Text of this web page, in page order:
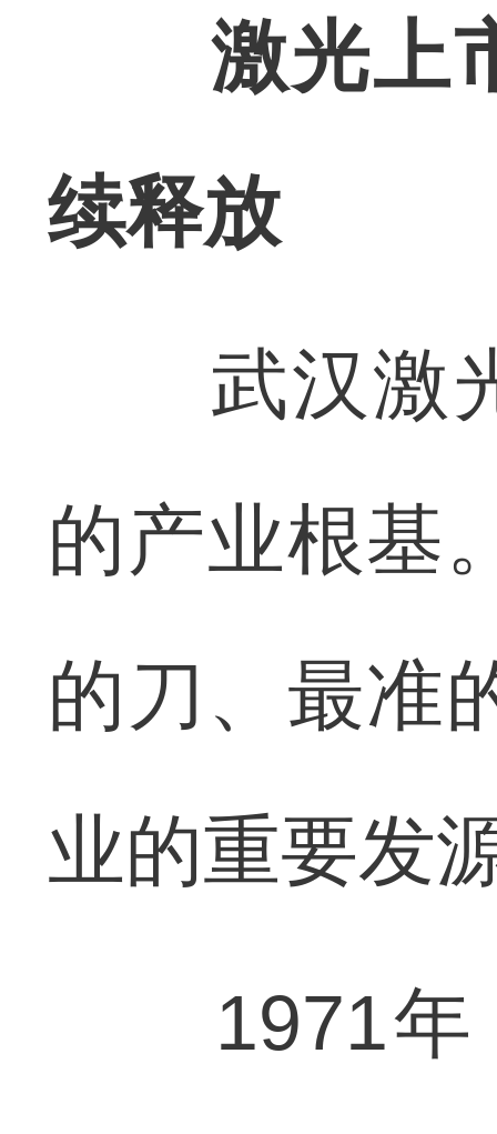
激光上
续释放
武汉激光
的产业根基
的刀、最准
业的重要发
1971年